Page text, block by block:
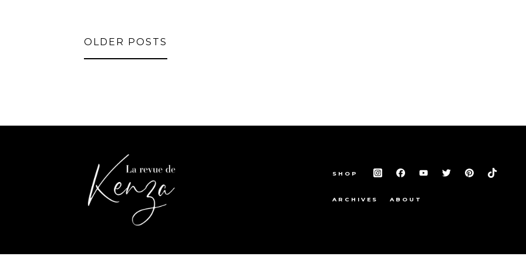
OLDER POSTS
SHOP
ARCHIVES ABOUT